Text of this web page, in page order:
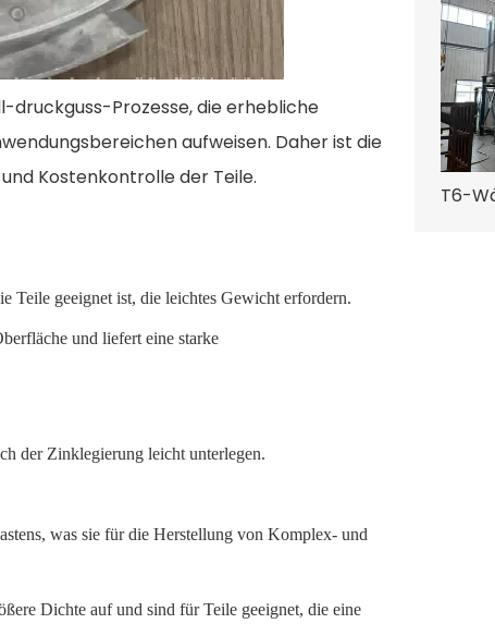
druckguss-Prozesse, die erhebliche
aufweisen. Daher ist die
Kostenkontrolle der Teile.
Teile geeignet ist, die leichtes Gewicht erfordern.
und liefert eine starke
der Zinklegierung leicht unterlegen.
was sie für die Herstellung von Komplex- und
Dichte auf und sind für Teile geeignet, die eine